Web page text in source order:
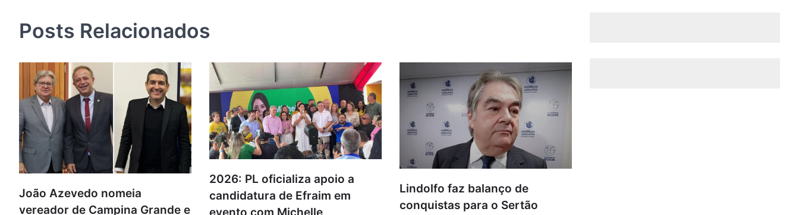
Posts Relacionados
João Azevedo nomeia
vereador de Campina Grande e
2026: PL oficializa apoio a
candidatura de Efraim em
Lindolfo faz balanço de
conquistas para o Sertão